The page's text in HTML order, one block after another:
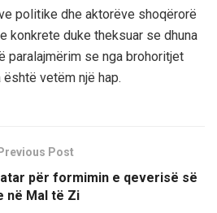
politike dhe aktorëve shoqërorë
konkrete duke theksuar se dhuna
paralajmërim se nga brohoritjet
vetëm një hap.
Previous Post
për formimin e qeverisë së
në Mal të Zi